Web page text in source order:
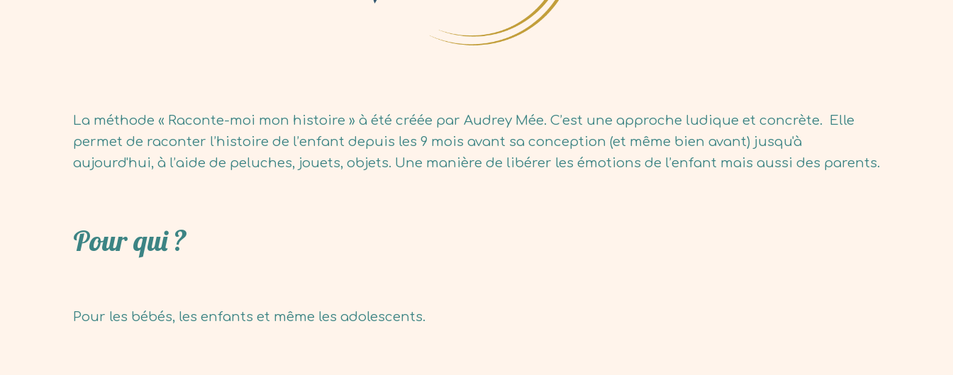
La méthode « Raconte-moi mon histoire » à été créée par Audrey Mée. C’est une approche ludique et concrète. Elle
permet de raconter l’histoire de l’enfant depuis les 9 mois avant sa conception (et même bien avant) jusqu'à
aujourd'hui, à l’aide de peluches, jouets, objets. Une manière de libérer les émotions de l’enfant mais aussi des parents.
Pour qui ?
Pour les bébés, les enfants et même les adolescents.